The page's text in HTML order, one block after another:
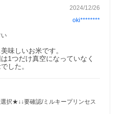
2024/12/26
oki********
味しいお米です。
1つだけ真空になっていなく
した。
択★↓↓要確認/ミルキープリンセス